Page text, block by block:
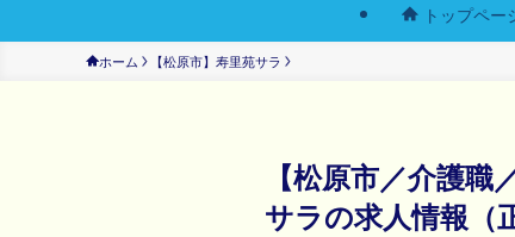
トップペー
ホーム 【松原市】寿里苑サラ
【松原市／介護
サラの求人情報（